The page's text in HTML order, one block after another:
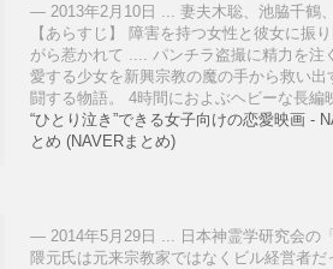
2013年2月10日 ... 妻夫木聡、池脇千鶴
【あらすじ】 障害を持つ女性と彼女に振
がら惹かれて .... パンチラ盗撮に精力を注
愛する少女を新興宗教の魔の手から救い出
闘する物語。 4時間におよぶヘビーな長編
“ひとり泣き”できる女子向けの恋愛映画 -
とめ (NAVERまとめ)
2014年5月29日 ... 日本神霊学研究会の
隈元氏は元来宗教家ではなくビル経営者だ